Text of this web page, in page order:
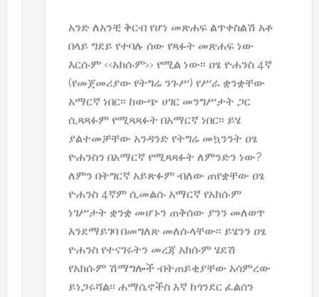
አንድ ለአንቺ ቅርብ የሆነ መጽሐፍ ልጥቀስልሽ አቶ
በላይ ግደይ የተባሉ ሰው የጻፉት መጽሐፍ ነው
እርሱም ‹‹አክሱም›› የሚል ነው፡፡ ዐፄ ዮሐንስ 4ኛ
(የመጀመሪያው የትግሬ ንጉሥ) የሥራ ቋንቋቸው
አማርኛ ነበር፡፡ ከውጭ ሀገር መንግሥታት ጋር
ሲጻጻፉም የሚጻጻፉት በአማርኛ ነበር፡፡ ይሄ
ያልተመቻቸው አንዳንድ የትግሬ መኳንንት ዐፄ
ዮሐንስን በአማርኛ የሚጻጻፉት ለምንድን ነው?
ለምን በትግርኛ አይጽፉም ብለው ጠየቋቸው ዐፄ
ዮሐንስ 4ኛም ሲመልሱ አማርኛ የአክሱም
ነገሥታት ቋንቋ መሆኑን ጠቅሰው ያንን መለወጥ
እንደማይገባ በመግለጽ መለሱላቸው፡፡ ይሄንን ዐፄ
ዮሐንስ የተናገሩትን መረጃ አክሱም ሄደሽ
የአክሱም ሽማግሎች ብትጠይቂያቸው አሳምረው
ይነጋሩሻል፡፡ ሐማሴኖችስ እኛ ከጎንደር ፈልሰን